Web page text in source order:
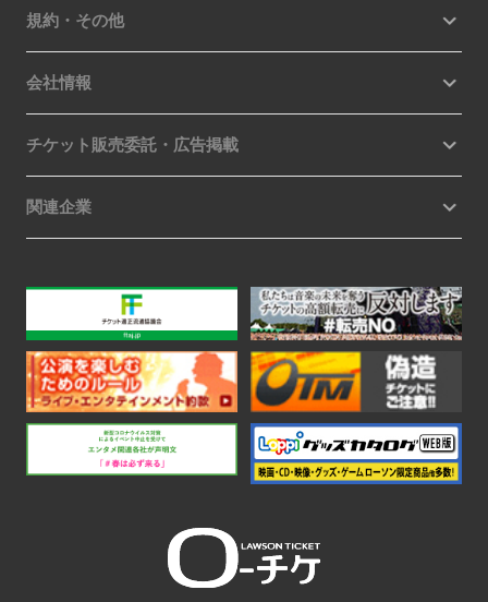
規約・その他
会社情報
チケット販売委託・広告掲載
関連企業